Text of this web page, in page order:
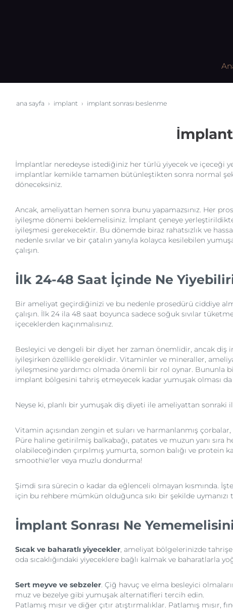
ana sayfa i̇mplant i̇mplant sonrası beslenme
İmplantlar neredeyse istediğiniz her türlü yiyecek ve içeceği
implantlar kemikle tamamen bütünleştikten sonra normal
döneceksiniz.
Ancak, ameliyattan hemen sonra bunu yapamazsınız. Her
iyileşme dönemi beklemelisiniz. İmplant çeneye
iyileşmesi gerekecektir. Bu dönemde biraz rahatsızlık ve
nedenle sıvılar ve bir çatalın yanıyla kolayca kesilebilen
çalışın.
İlk 24-48 Saat İçinde Ne
Bir ameliyat geçirdiğinizi ve bu nedenle prosedürü ciddiye
çalışın. İlk 24 ila 48 saat boyunca sadece soğuk sıvılar
içeceklerden kaçınmalısınız.
Besleyici ve dengeli bir diyet her zaman önemlidir, ancak diş
iyileşirken özellikle gereklidir. Vitaminler ve mineraller,
iyileşmesine yardımcı olmada önemli bir rol oynar. Bununla
implant bölgesini tahriş etmeyecek kadar yumuşak olması
Neyse ki, planlı bir yumuşak diş diyeti ile ameliyattan sonraki
Vitamin açısından zengin et suları ve harmanlanmış
Püre haline getirilmiş balkabağı, patates ve muzun yanı
olabileceğinden çırpılmış yumurta, somon balığı ve protein
smoothie'ler veya muzlu dondurma!
Şimdi sıra sürecin o kadar da eğlenceli olmayan kısmında.
için bu rehbere mümkün olduğunca sıkı bir şekilde uymanızı
İmplant Sonrası Ne
Sıcak ve baharatlı yiyecekler, ameliyat bölgelerinizde
oda sıcaklığındaki yiyeceklere bağlı kalmak ve baharatlarla
Sert meyve ve sebzeler. Çiğ havuç ve elma besleyici
muz ve bezelye gibi yumuşak alternatifleri tercih edin.
Patlamış mısır ve diğer çıtır atıştırmalıklar. Patlamış